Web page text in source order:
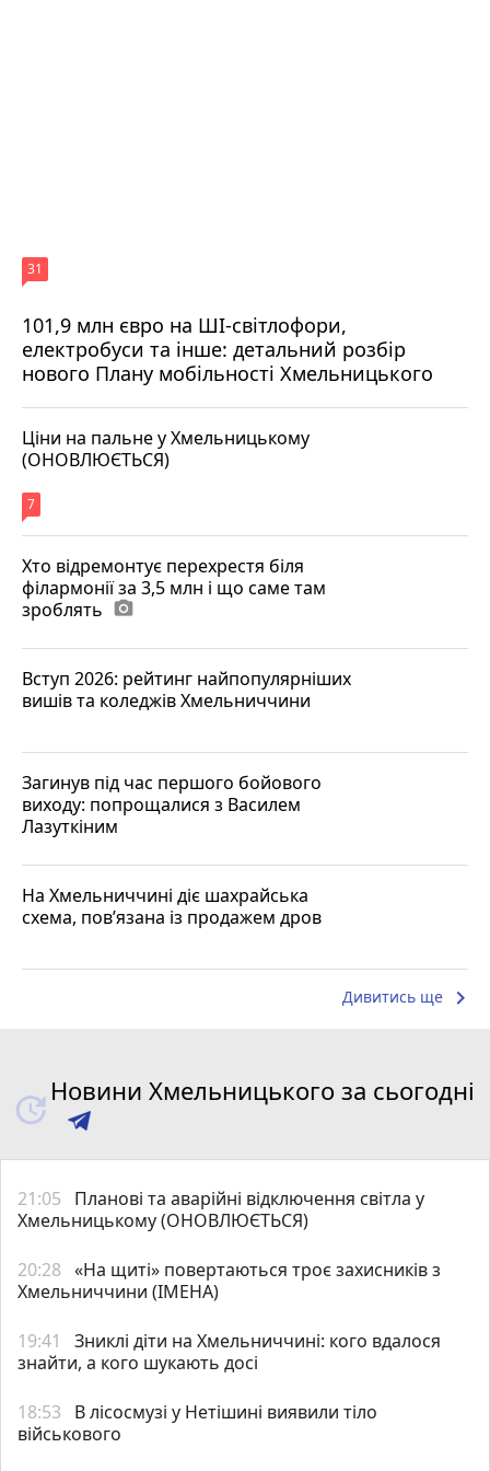
101,9 млн євро на ШІ-світлофори,
електробуси та інше: детальний розбір
нового Плану мобільності Хмельницького
31
Ціни на пальне у Хмельницькому
(ОНОВЛЮЄТЬСЯ)
7
Хто відремонтує перехрестя біля
філармонії за 3,5 млн і що саме там
зроблять photo_camera
Вступ 2026: рейтинг найпопулярніших
вишів та коледжів Хмельниччини
Загинув під час першого бойового
виходу: попрощалися з Василем
Лазуткіним
На Хмельниччині діє шахрайська
схема, пов’язана із продажем дров
Дивитись ще keyboard_arrow_right
Новини Хмельницького за сьогодні
21:05
Планові та аварійні відключення світла у
Хмельницькому (ОНОВЛЮЄТЬСЯ)
20:28 «На щиті» повертаються троє захисників з
Хмельниччини (ІМЕНА)
19:41
Зниклі діти на Хмельниччині: кого вдалося
знайти, а кого шукають досі
18:53
В лісосмузі у Нетішині виявили тіло
військового